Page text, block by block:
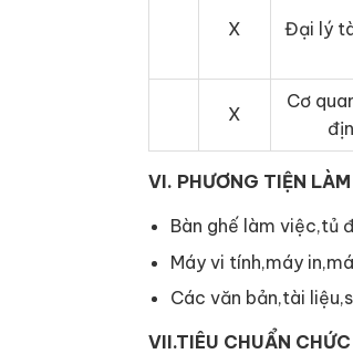
X Đại lý
X
Cơ
VI. PHƯƠNG TIỆN
Bàn ghế làm việc,tủ
Máy vi tính,máy
Các văn bản,tài
VII.TIÊU CHUẨN